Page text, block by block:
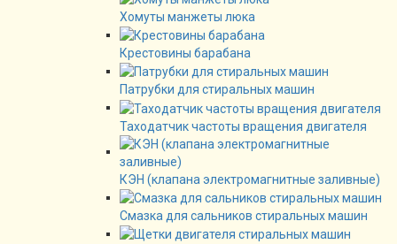
Хомуты манжеты люка
Крестовины барабана
Патрубки для стиральных машин
Таходатчик частоты вращения двигателя
КЭН (клапана электромагнитные заливные)
Смазка для сальников стиральных машин